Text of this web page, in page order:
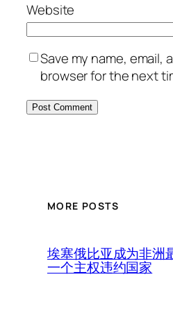
Website
Save my name, email,
browser for the next
MORE POSTS
埃塞俄比亚成为非洲
一个主权违约国家